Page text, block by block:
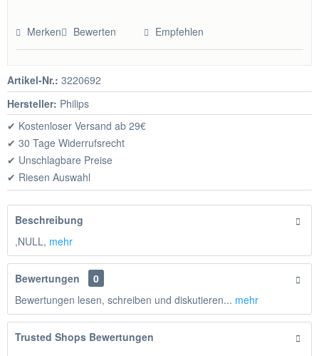
Merken Bewerten Empfehlen
Artikel-Nr.: 3220692
Hersteller: Philips
✔ Kostenloser Versand ab 29€
✔ 30 Tage Widerrufsrecht
✔ Unschlagbare Preise
✔ Riesen Auswahl
Beschreibung
,NULL, mehr
Bewertungen
0
Bewertungen lesen, schreiben und diskutieren... mehr
Trusted Shops Bewertungen